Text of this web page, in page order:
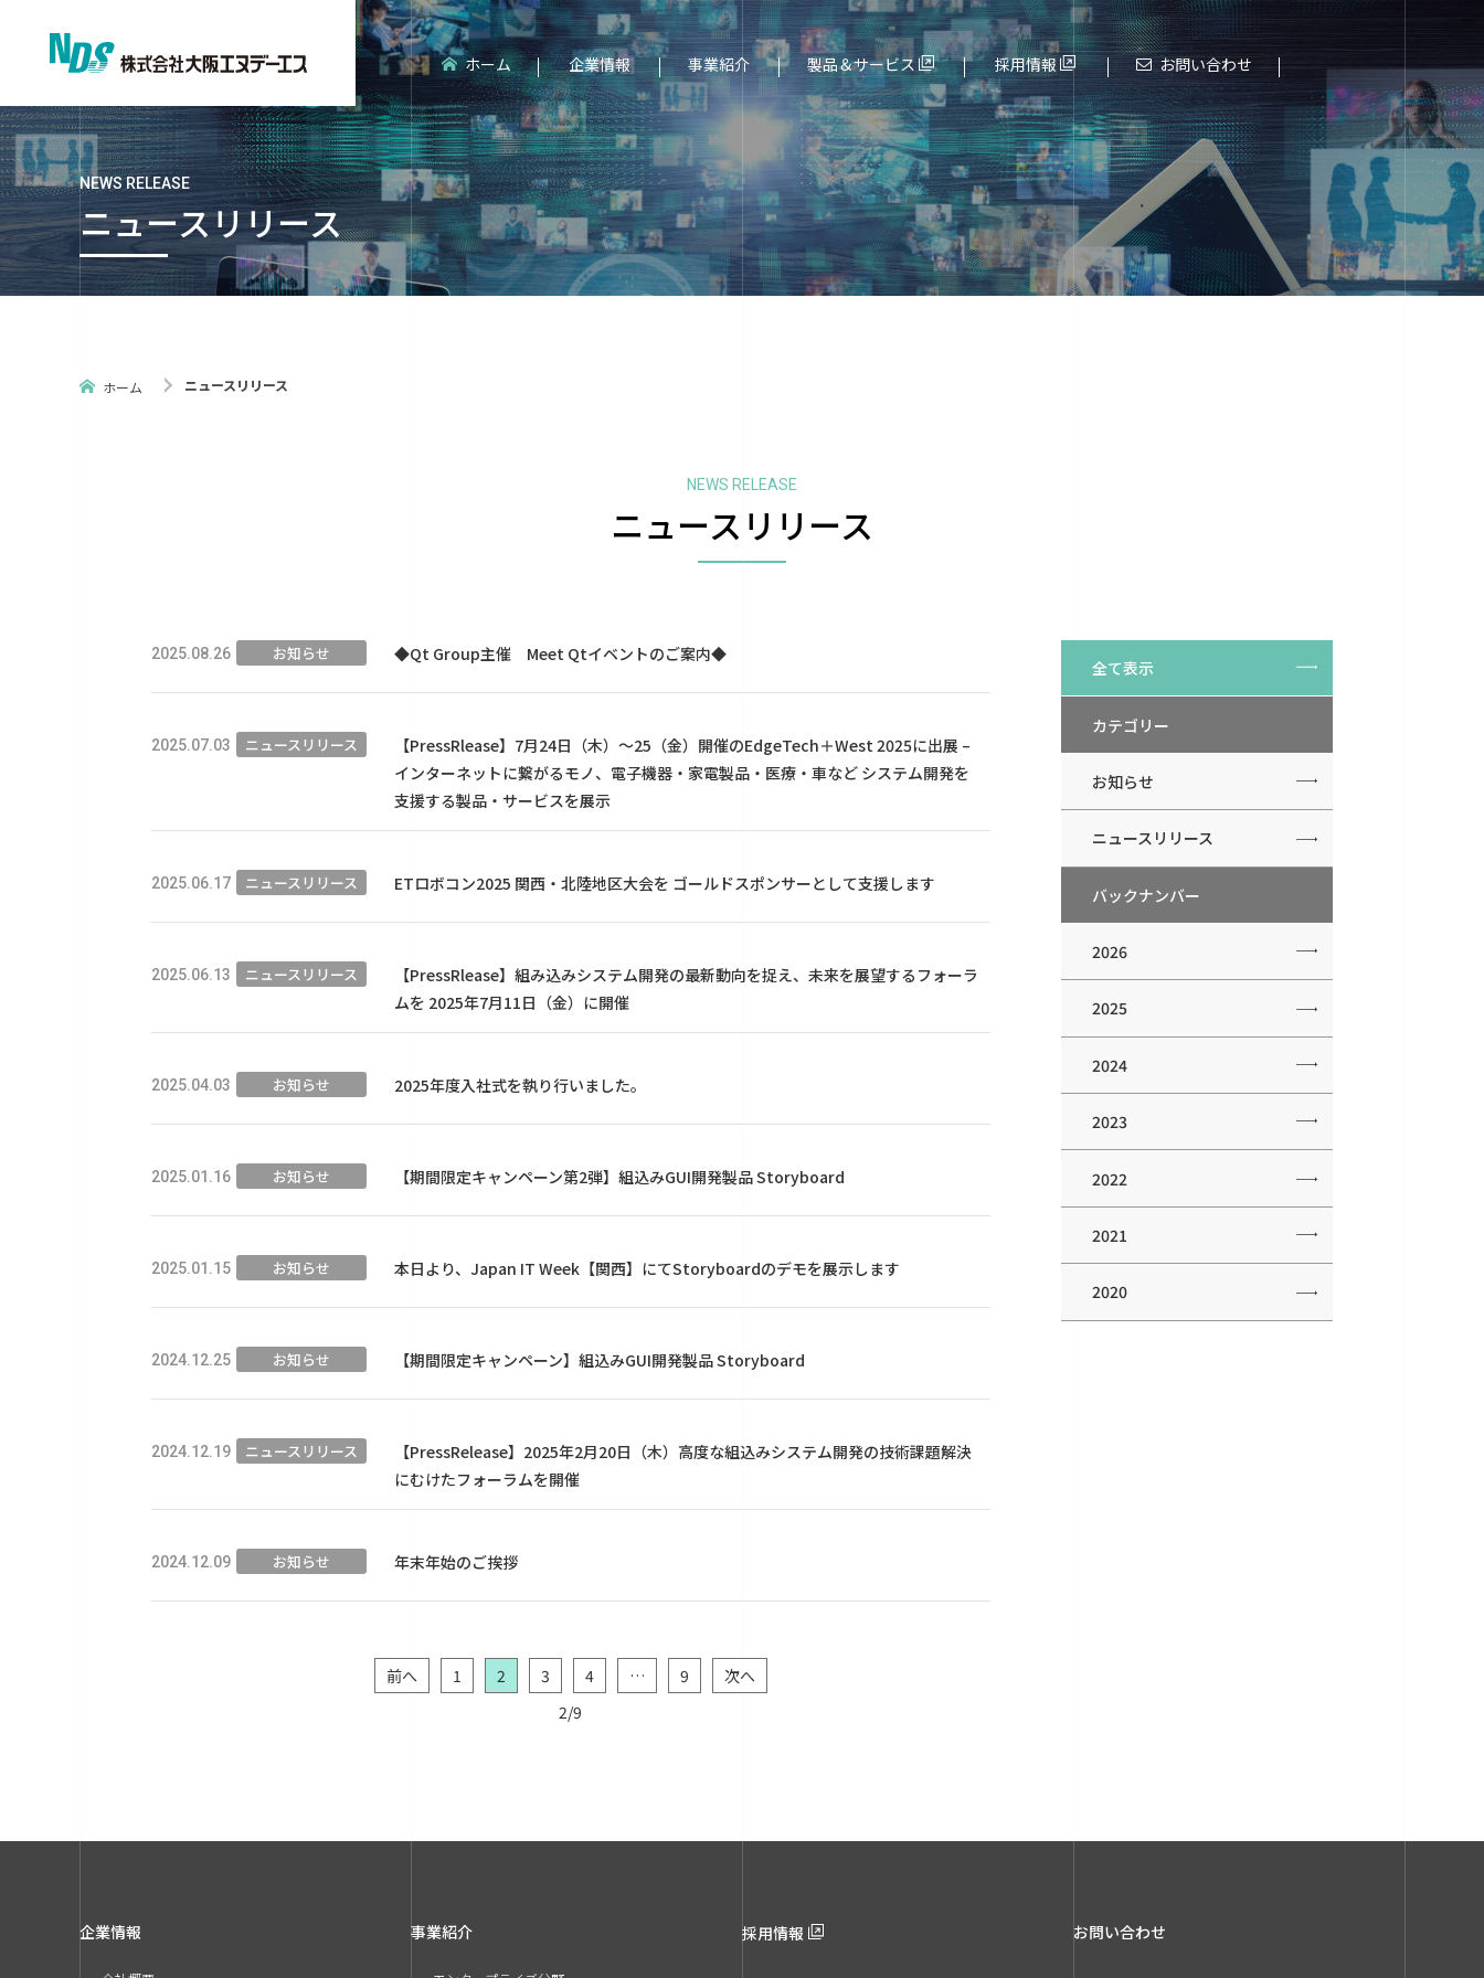
ホーム 企業情報
個人情報保護について
事業紹介 製品＆サービス 採用情報 お問い合わせ
NEWS RELEASE
ニュースリリース
ホーム ニュースリリース
NEWS RELEASE
ニュースリリース
2025.08.26 お知らせ ◆Qt Group主催 Meet Qtイベントのご案内◆
2025.07.03 ニュースリリース
【PressRlease】7月24日（木）～25（金）開催のEdgeTech＋West 2025に出展 –
インターネットに繋がるモノ、電子機器・家電製品・医療・車など システム開発を
支援する製品・サービスを展示
2025.06.17 ニュースリリース ETロボコン2025 関西・北陸地区大会を ゴールドスポンサーとして支援します
2025.06.13 ニュースリリース
【PressRlease】組み込みシステム開発の最新動向を捉え、未来を展望するフォーラ
ムを 2025年7月11日（金）に開催
2025.04.03 お知らせ 2025年度入社式を執り行いました。
2025.01.16 お知らせ 【期間限定キャンペーン第2弾】組込みGUI開発製品 Storyboard
2025.01.15 お知らせ 本日より、Japan IT Week【関西】にてStoryboardのデモを展示します
2024.12.25 お知らせ 【期間限定キャンペーン】組込みGUI開発製品 Storyboard
2024.12.19 ニュースリリース
【PressRelease】2025年2月20日（木）高度な組込みシステム開発の技術課題解決
にむけたフォーラムを開催
2024.12.09 お知らせ 年末年始のご挨拶
前へ 1 2 3 4 … 9
次へ
2/9
全て表示
カテゴリー
お知らせ
ニュースリリース
バックナンバー
2026
2025
2024
2023
2022
2021
2020
企業情報 事業紹介 採用情報 お問い合わせ